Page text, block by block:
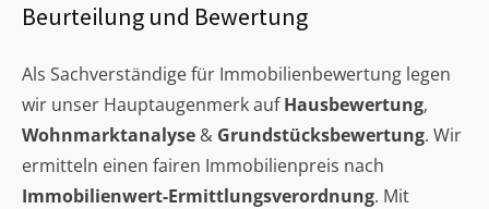
Beurteilung und Bewertung
Als Sachverständige für Immobilienbewertung legen
wir unser Hauptaugenmerk aufHausbewertung,
Wohnmarktanalyse & Grundstücksbewertung. Wir
ermitteln einen fairen Immobilienpreis nach
Immobilienwert-Ermittlungsverordnung. Mit